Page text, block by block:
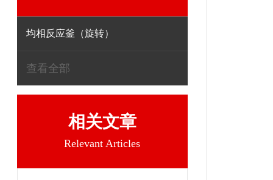
均相反应釜（旋转）
查看全部
相关文章
Relevant Articles